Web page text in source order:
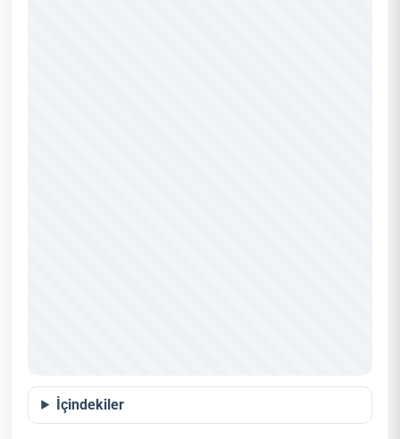
İçindekiler